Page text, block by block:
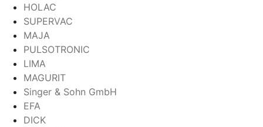
HOLAC
SUPERVAC
MAJA
PULSOTRONIC
LIMA
MAGURIT
Singer & Sohn GmbH
EFA
DICK